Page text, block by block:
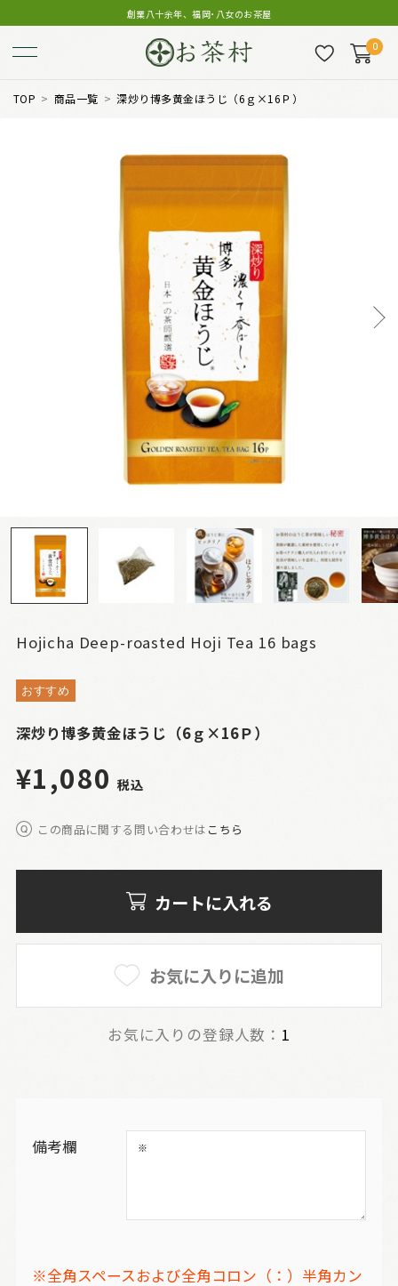
創業八十余年、福岡･八女のお茶屋
0
TOP 商品一覧 深炒り博多黄金ほうじ（6ｇ×16Ｐ）
Hojicha Deep-roasted Hoji Tea 16 bags
おすすめ
深炒り博多黄金ほうじ（6ｇ×16Ｐ）
¥1,080 税込
この商品に関する問い合わせは こちら
カートに入れる
お気に入りに追加
お気に入りの登録人数： 1
備考欄
※全角スペースおよび全角コロン（：）半角カン